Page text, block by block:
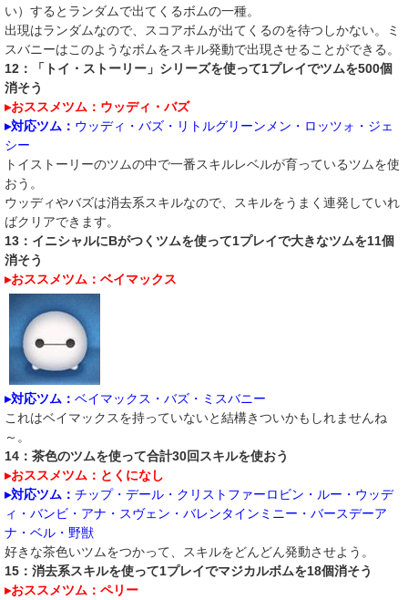
い）するとランダムで出てくるボムの一種。
出現はランダムなので、スコアボムが出てくるのを待つしかない。ミ
スバニーはこのようなボムをスキル発動で出現させることができる。
12：「トイ・ストーリー」シリーズを使って1プレイでツムを500個
消そう
▸おススメツム：ウッディ・バズ
▸対応ツム： ウッディ・バズ・リトルグリーンメン・ロッツォ・ジェ
シー
トイストーリーのツムの中で一番スキルレベルが育っているツムを使
おう。
ウッディやバズは消去系スキルなので、スキルをうまく連発していれ
ばクリアできます。
13：イニシャルにBがつくツムを使って1プレイで大きなツムを11個
消そう
▸おススメツム：ベイマックス
▸対応ツム： ベイマックス・バズ・ミスバニー
これはベイマックスを持っていないと結構きついかもしれませんね
～。
14：茶色のツムを使って合計30回スキルを使おう
▸おススメツム：とくになし
▸対応ツム： チップ・デール・クリストファーロビン・ルー・ウッデ
ィ・バンビ・アナ・スヴェン・バレンタインミニー・バースデーア
ナ・ベル・野獣​
好きな茶色いツムをつかって、スキルをどんどん発動させよう。
15：消去系スキルを使って1プレイでマジカルボムを18個消そう
▸おススメツム：ペリー